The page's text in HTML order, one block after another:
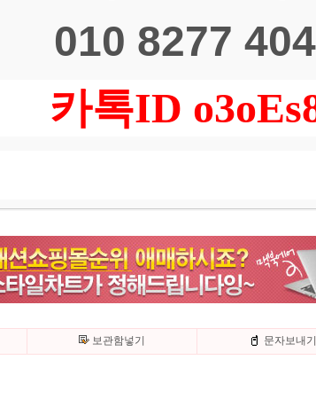
010 8277
카톡ID
보관함넣기 문자보내기